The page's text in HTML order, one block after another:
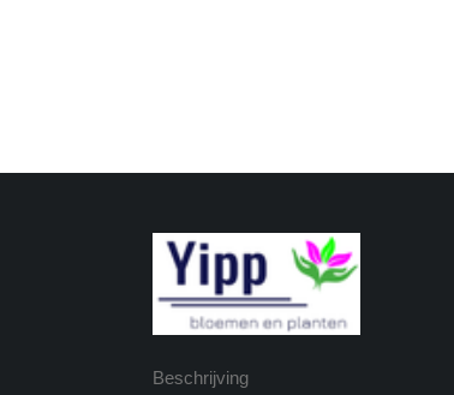
Beschrijving